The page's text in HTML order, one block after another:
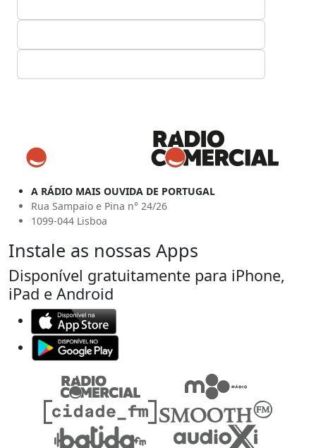
A RÁDIO MAIS OUVIDA DE PORTUGAL
Rua Sampaio e Pina n° 24/26
1099-044 Lisboa
Instale as nossas Apps
Disponível gratuitamente para iPhone,
iPad e Android